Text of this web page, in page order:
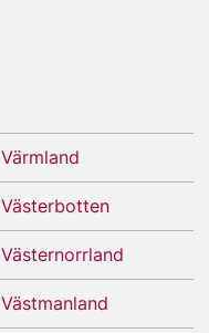
Värmland
Västerbotten
Västernorrland
Västmanland